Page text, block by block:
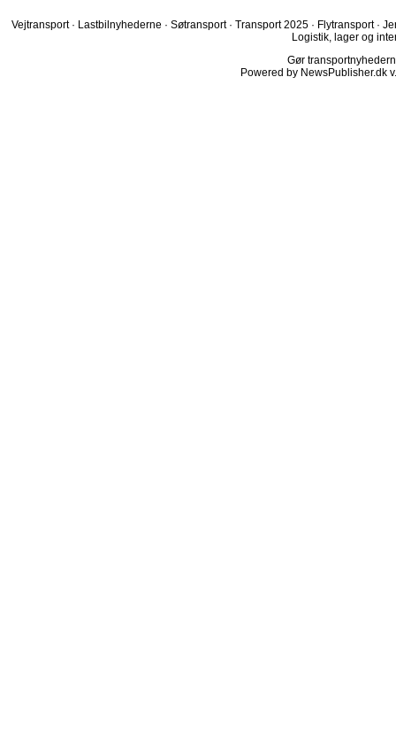
Vejtransport · Lastbilnyhederne · Søtransport · Transport 2025 · Flytransport ·
Logistik, lager og
Gør
Powered by NewsPublisher.dk